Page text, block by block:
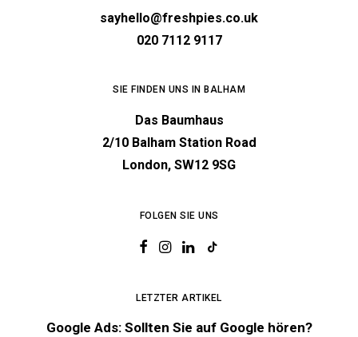
sayhello@freshpies.co.uk
020 7112 9117
SIE FINDEN UNS IN BALHAM
Das Baumhaus
2/10 Balham Station Road
London, SW12 9SG
FOLGEN SIE UNS
LETZTER ARTIKEL
Google Ads: Sollten Sie auf Google hören?